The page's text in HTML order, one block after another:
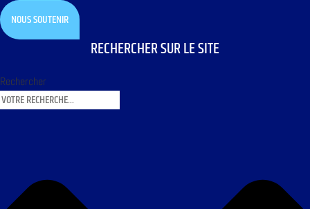
NOUS SOUTENIR
RECHERCHER SUR LE SITE
Rechercher